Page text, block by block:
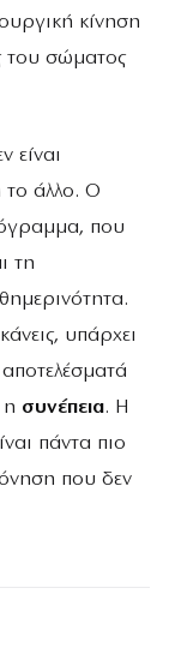
κίνηση
του σώματος
είναι
το άλλο. Ο
που
τη
υπάρχει
η συνέπεια. Η
πάντα πιο
που δεν